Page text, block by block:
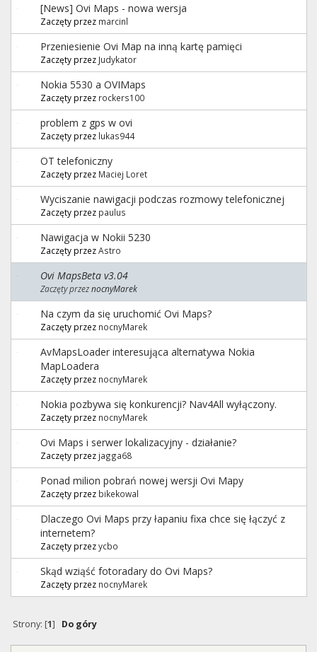
[News] Ovi Maps - nowa wersja
Zaczęty przez marcinl
Przeniesienie Ovi Map na inną kartę pamięci
Zaczęty przez Judykator
Nokia 5530 a OVIMaps
Zaczęty przez rockers100
problem z gps w ovi
Zaczęty przez lukas944
OT telefoniczny
Zaczęty przez Maciej Loret
Wyciszanie nawigacji podczas rozmowy telefonicznej
Zaczęty przez paulus
Nawigacja w Nokii 5230
Zaczęty przezAstro
Ovi MapsBeta v3.04
Zaczęty przeznocnyMarek
Na czym da się uruchomić Ovi Maps?
Zaczęty przez nocnyMarek
AvMapsLoader interesująca alternatywa Nokia
MapLoadera
Zaczęty przez nocnyMarek
Nokia pozbywa się konkurencji? Nav4All wyłączony.
Zaczęty przez nocnyMarek
Ovi Maps i serwer lokalizacyjny - działanie?
Zaczęty przez jagga68
Ponad milion pobrań nowej wersji Ovi Mapy
Zaczęty przez bikekowal
Dlaczego Ovi Maps przy łapaniu fixa chce się łączyć z
internetem?
Zaczęty przezycbo
Skąd wziąść fotoradary do Ovi Maps?
Zaczęty przez nocnyMarek
Strony: [1] Do góry